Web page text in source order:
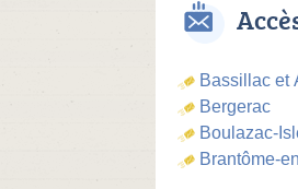
Bassillac et
Bergerac
Boulazac-
Brantôme-